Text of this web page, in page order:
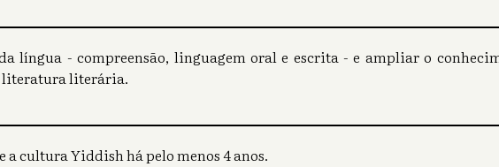
língua - compreensão, linguagem oral e escrita - e ampliar o
literatura literária.
a cultura Yiddish há pelo menos 4 anos.